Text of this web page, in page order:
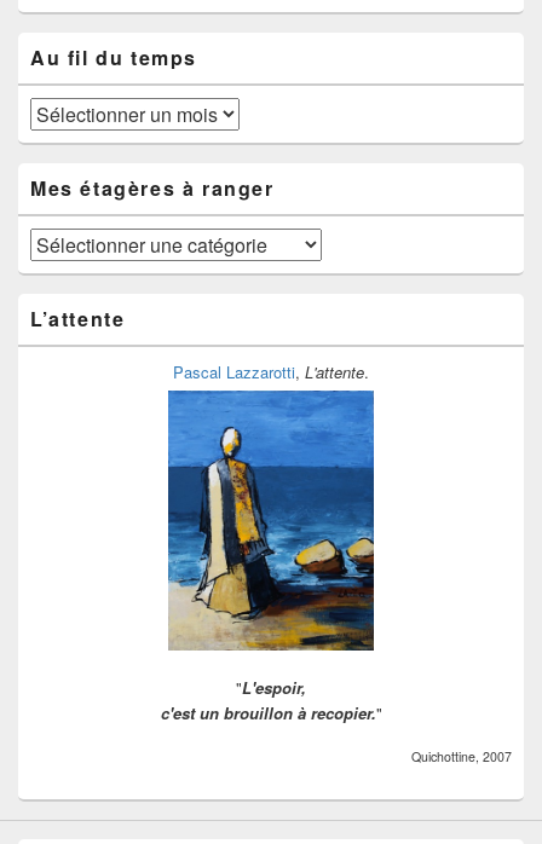
Au fil du temps
Au
fil
temps
Mes étagères à ranger
Mes
étagères
ranger
L’attente
Pascal Lazzarotti, L'attente.
"L'espoir,
c'est un brouillon à recopier."
Quichottine, 2007